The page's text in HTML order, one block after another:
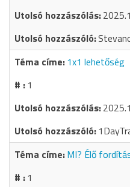
1x1 lehetőség
1
MI? Élő
1